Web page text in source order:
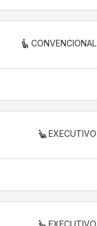
CONVENCIONAL
EXECUTIVO
EXECUTIVO